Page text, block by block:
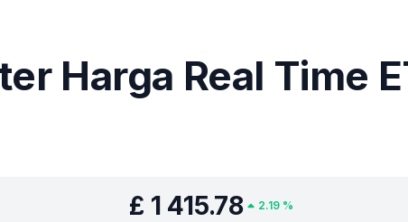
Harga Real Time
£ 1 415.78 2.19 %